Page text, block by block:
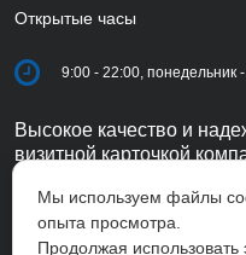
Открытые часы
9:00 - 22:00, понедельник
Высокое качество и
визитной карточкой
Мы используем файлы
опыта просмотра.
Продолжая использовать